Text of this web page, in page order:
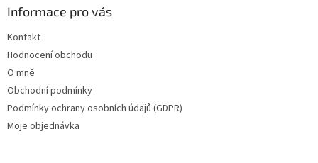
Informace pro vás
Kontakt
Hodnocení obchodu
O mně
Obchodní podmínky
Podmínky ochrany osobních údajů (GDPR)
Moje objednávka